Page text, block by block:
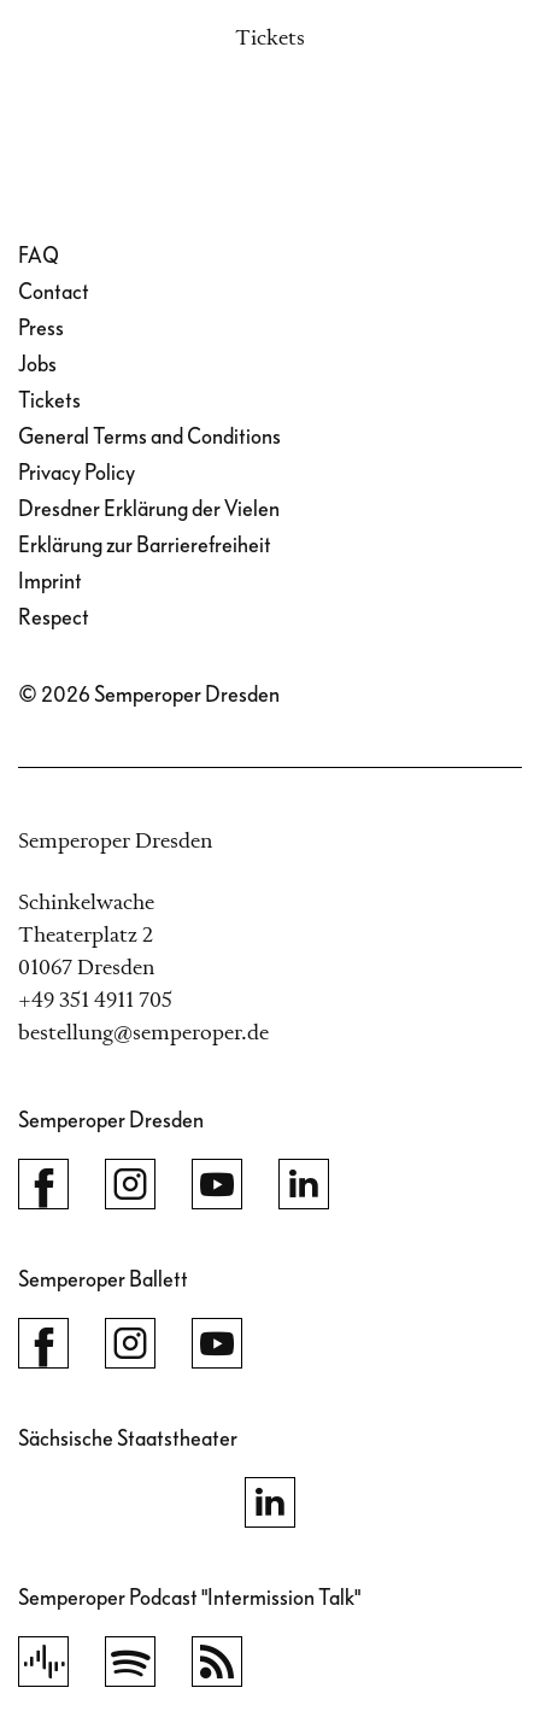
Tickets
FAQ
Contact
Press
Jobs
Tickets
General Terms and Conditions
Privacy Policy
Dresdner Erklärung der Vielen
Erklärung zur Barrierefreiheit
Imprint
Respect
© 2026 Semperoper Dresden
Semperoper Dresden
Schinkelwache
Theaterplatz 2
01067 Dresden
+49 351 4911 705
bestellung@semperoper.de
Semperoper Dresden
Semperoper Ballett
Sächsische Staatstheater
Semperoper Podcast "Intermission Talk"